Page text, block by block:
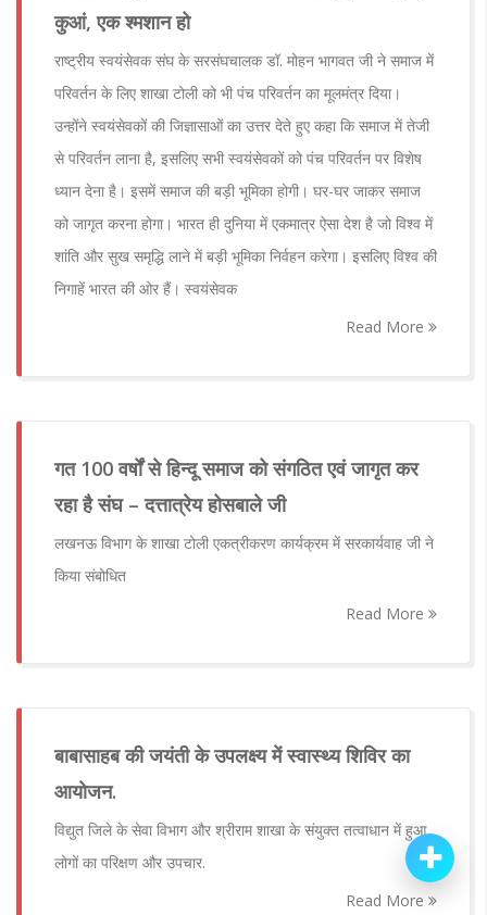
कुआं, एक श्मशान हो
राष्ट्रीय स्वयंसेवक संघ के सरसंघचालक डॉ. मोहन भागवत जी ने समाज में
परिवर्तन के लिए शाखा टोली को भी पंच परिवर्तन का मूलमंत्र दिया।
उन्होंने स्वयंसेवकों की जिज्ञासाओं का उत्तर देते हुए कहा कि समाज में तेजी
से परिवर्तन लाना है, इसलिए सभी स्वयंसेवकों को पंच परिवर्तन पर विशेष
ध्यान देना है। इसमें समाज की बड़ी भूमिका होगी। घर-घर जाकर समाज
को जागृत करना होगा। भारत ही दुनिया में एकमात्र ऐसा देश है जो विश्व में
शांति और सुख समृद्धि लाने में बड़ी भूमिका निर्वहन करेगा। इसलिए विश्व की
निगाहें भारत की ओर हैं। स्वयंसेवक
Read More
गत 100 वर्षों से हिन्‍दू समाज को संगठित एवं जागृत कर
रहा है संघ – दत्तात्रेय होसबाले जी
लखनऊ विभाग के शाखा टोली एकत्रीकरण कार्यक्रम में सरकार्यवाह जी ने
किया संबोधित
Read More
बाबासाहब की जयंती के उपलक्ष्य में स्वास्थ्य शिविर का
आयोजन.
विद्युत जिले के सेवा विभाग और श्रीराम शाखा के संयुक्त तत्वाधान में हुआ
लोगों का परिक्षण और उपचार.
Read More